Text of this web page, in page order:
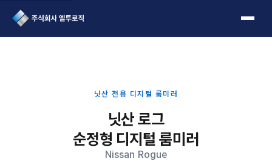
L2Logic 1onetake
닛산 전용 디지털 룸미러
닛산 로그
순정형 디지털 룸미러
Nissan Rogue